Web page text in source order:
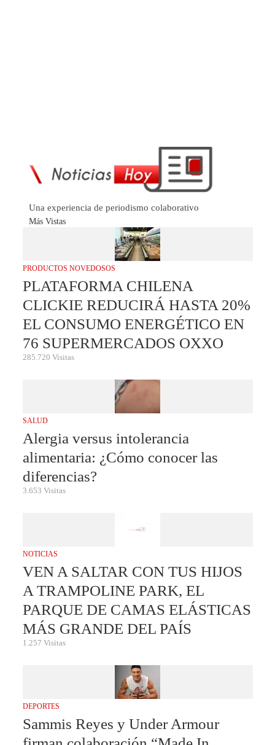
Una experiencia de periodismo colaborativo
Más Vistas
PRODUCTOS NOVEDOSOS
PLATAFORMA CHILENA
CLICKIE REDUCIRÁ HASTA 20%
EL CONSUMO ENERGÉTICO EN
76 SUPERMERCADOS OXXO
285.720 Visitas
SALUD
Alergia versus intolerancia
alimentaria: ¿Cómo conocer las
diferencias?
3.653 Visitas
NOTICIAS
VEN A SALTAR CON TUS HIJOS
A TRAMPOLINE PARK, EL
PARQUE DE CAMAS ELÁSTICAS
MÁS GRANDE DEL PAÍS
1.257 Visitas
DEPORTES
Sammis Reyes y Under Armour